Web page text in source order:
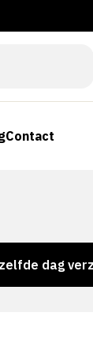
Contact
verzonden